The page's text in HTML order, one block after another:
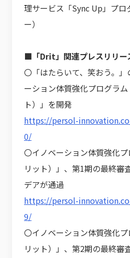
理サービス「Sync Up」プロ
ー）
■「Drit」関連プレスリリー
〇「はたらいて、笑おう。
ーション体質強化プログラ
ト）」を開発
https://persol-
0/
〇イノベーション体質強化
リット）」、第1期の最終審
デアが通過
https://persol-
9/
〇イノベーション体質強化
リット）」、第2期の最終審